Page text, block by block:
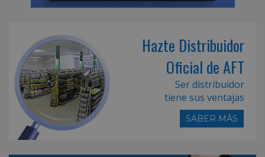
Hazte Distribuidor
Oficial de AFT
Ser distribuidor
tiene sus ventajas
SABER MÁS